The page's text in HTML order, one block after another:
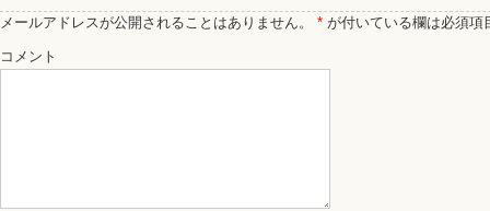
メールアドレスが公開されることはありません。 * が付いている欄は必須項
コメント